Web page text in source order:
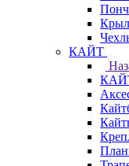
КАЙТ